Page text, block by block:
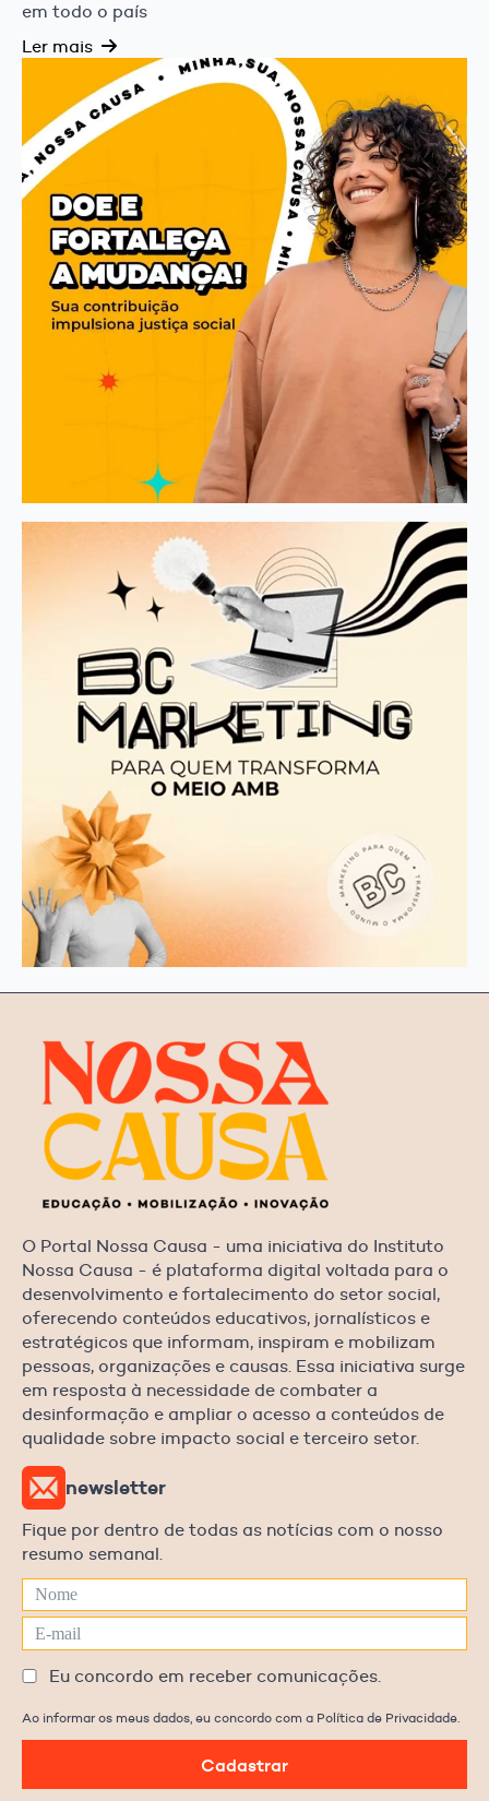
em todo o país
Ler mais
O Portal Nossa Causa - uma iniciativa do Instituto
Nossa Causa - é plataforma digital voltada para o
desenvolvimento e fortalecimento do setor social,
oferecendo conteúdos educativos, jornalísticos e
estratégicos que informam, inspiram e mobilizam
pessoas, organizações e causas. Essa iniciativa surge
em resposta à necessidade de combater a
desinformação e ampliar o acesso a conteúdos de
qualidade sobre impacto social e terceiro setor.
newsletter
Fique por dentro de todas as notícias com o nosso
resumo semanal.
Eu concordo em receber comunicações.
Ao informar os meus dados, eu concordo com a Política de Privacidade.
Cadastrar